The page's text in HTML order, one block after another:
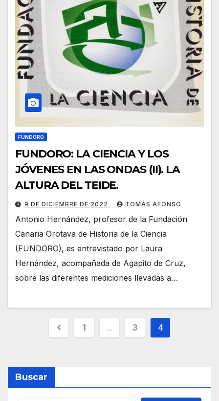
FUNDORO
FUNDORO: LA CIENCIA Y LOS
JÓVENES EN LAS ONDAS (II). LA
ALTURA DEL TEIDE.
9 DE DICIEMBRE DE 2022 TOMÁS AFONSO
Antonio Hernández, profesor de la Fundación
Canaria Orotava de Historia de la Ciencia
(FUNDORO), es entrevistado por Laura
Hernández, acompañada de Agapito de Cruz,
sobre las diferentes mediciones llevadas a…
Paginación
entradas
1 … 3 4
Buscar